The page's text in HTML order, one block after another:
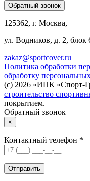
Обратный звонок
125362, г. Москва,
ул. Водников, д. 2, блок
zakaz@sportcover.ru
Политика обработки
обработку
(c) 2026 «ИПК «Спорт-
строительство
покрытием.
Обратный звонок
×
Контактный телефон *